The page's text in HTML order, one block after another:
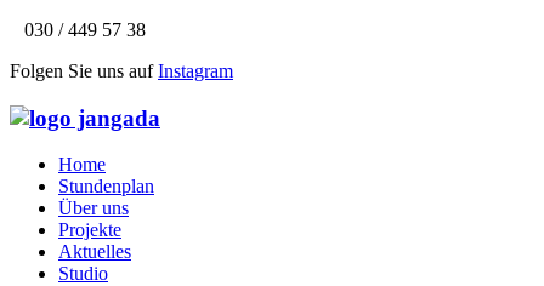
030 / 449 57 38
Folgen Sie uns aufInstagram
Home
Stundenplan
Über uns
Projekte
Aktuelles
Studio